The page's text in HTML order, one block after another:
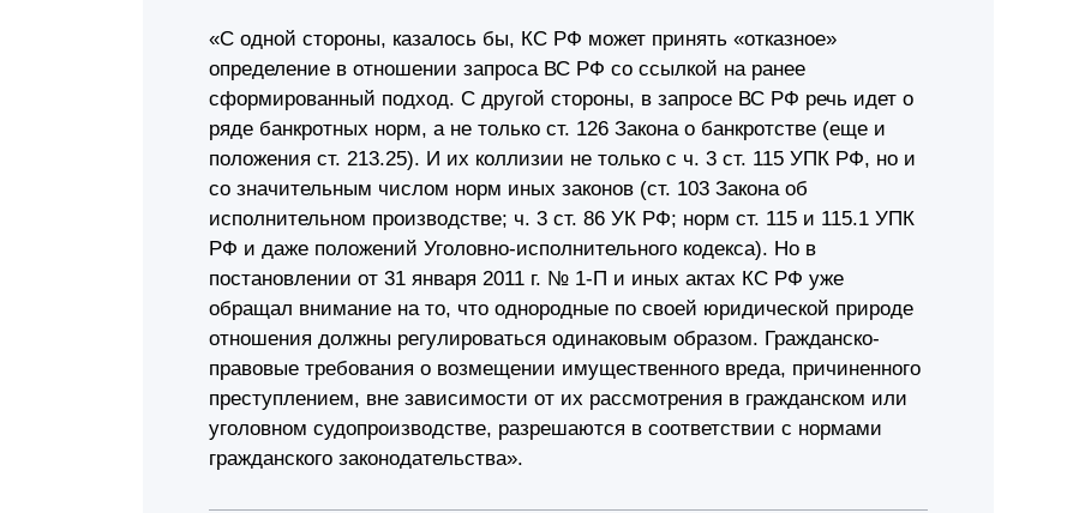
«С одной стороны, казалось бы, КС РФ может принять «отказное»
определение в отношении запроса ВС РФ со ссылкой на ранее
сформированный подход. С другой стороны, в запросе ВС РФ речь идет о
ряде банкротных норм, а не только ст. 126 Закона о банкротстве (еще и
положения ст. 213.25). И их коллизии не только с ч. 3 ст. 115 УПК РФ, но и
со значительным числом норм иных законов (ст. 103 Закона об
исполнительном производстве; ч. 3 ст. 86 УК РФ; норм ст. 115 и 115.1 УПК
РФ и даже положений Уголовно-исполнительного кодекса). Но в
постановлении от 31 января 2011 г. № 1-П и иных актах КС РФ уже
обращал внимание на то, что однородные по своей юридической природе
отношения должны регулироваться одинаковым образом. Гражданско-
правовые требования о возмещении имущественного вреда, причиненного
преступлением, вне зависимости от их рассмотрения в гражданском или
уголовном судопроизводстве, разрешаются в соответствии с нормами
гражданского законодательства».